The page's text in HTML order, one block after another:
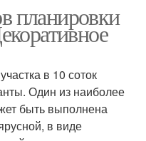
планировки
в 10 соток
Один из наиболее
быть выполнена
в виде